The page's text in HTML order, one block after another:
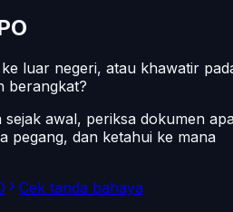
luar negeri, atau khawatir
berangkat?
sejak awal, periksa dokumen
pegang, dan ketahui ke mana
Cek tanda bahaya